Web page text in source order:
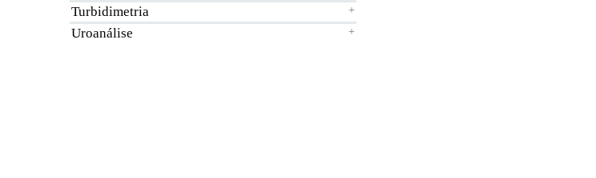
Turbidimetria
+
Uroanálise +